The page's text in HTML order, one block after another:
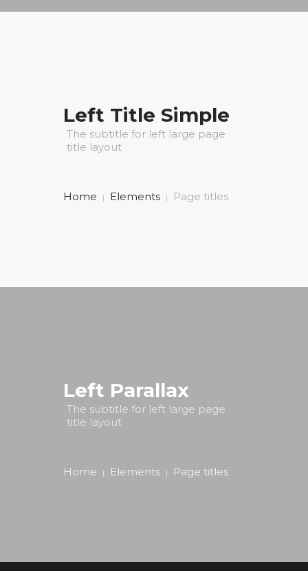
Left Title Simple
The subtitle for left large page
title layout
Home Elements Page titles
Left Parallax
The subtitle for left large page
title layout
Home Elements Page titles